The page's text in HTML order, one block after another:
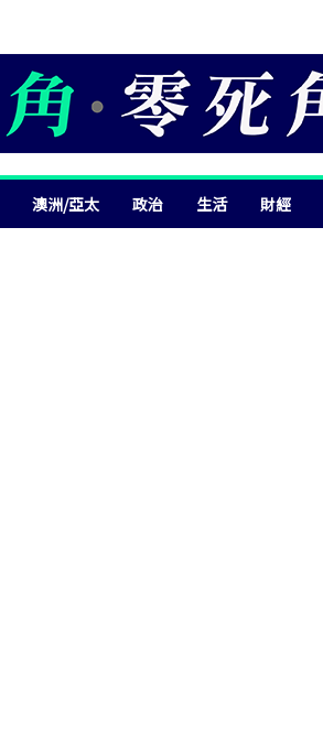
澳洲/亞太 政治 生活 財經